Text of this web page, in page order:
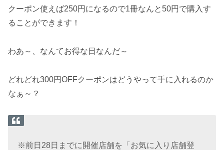
クーポン使えば250円になるので1冊なんと50円で購入す
ることができます！
わあ～、なんてお得な日なんだ～
どれどれ300円OFFクーポンはどうやって手に入れるのか
なぁ～？
※前日28日までに開催店舗を「お気に入り店舗登